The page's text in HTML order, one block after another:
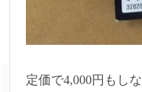
定価で4,000円もし